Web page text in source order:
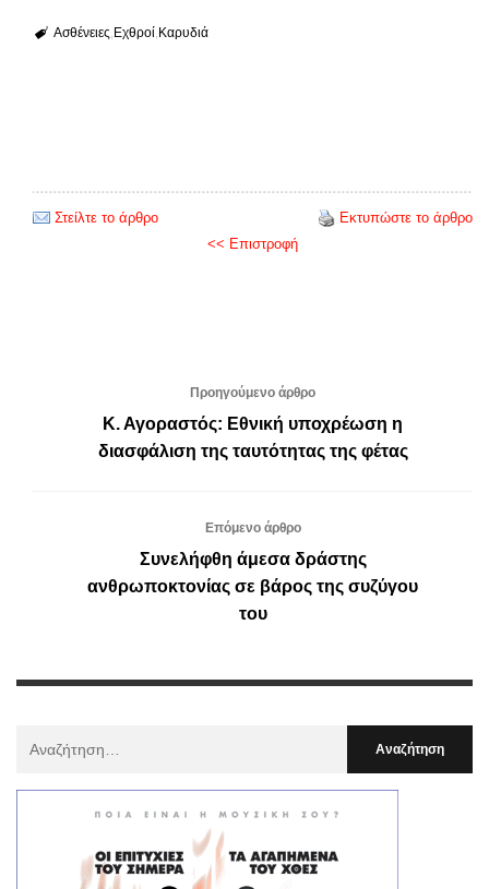
Ασθένειες Εχθροί Καρυδιά
Στείλτε το άρθρο
Εκτυπώστε το άρθρο
<< Επιστροφή
Προηγούμενο άρθρο
Κ. Αγοραστός: Εθνική υποχρέωση η
διασφάλιση της ταυτότητας της φέτας
Επόμενο άρθρο
Συνελήφθη άμεσα δράστης
ανθρωποκτονίας σε βάρος της συζύγου
του
: